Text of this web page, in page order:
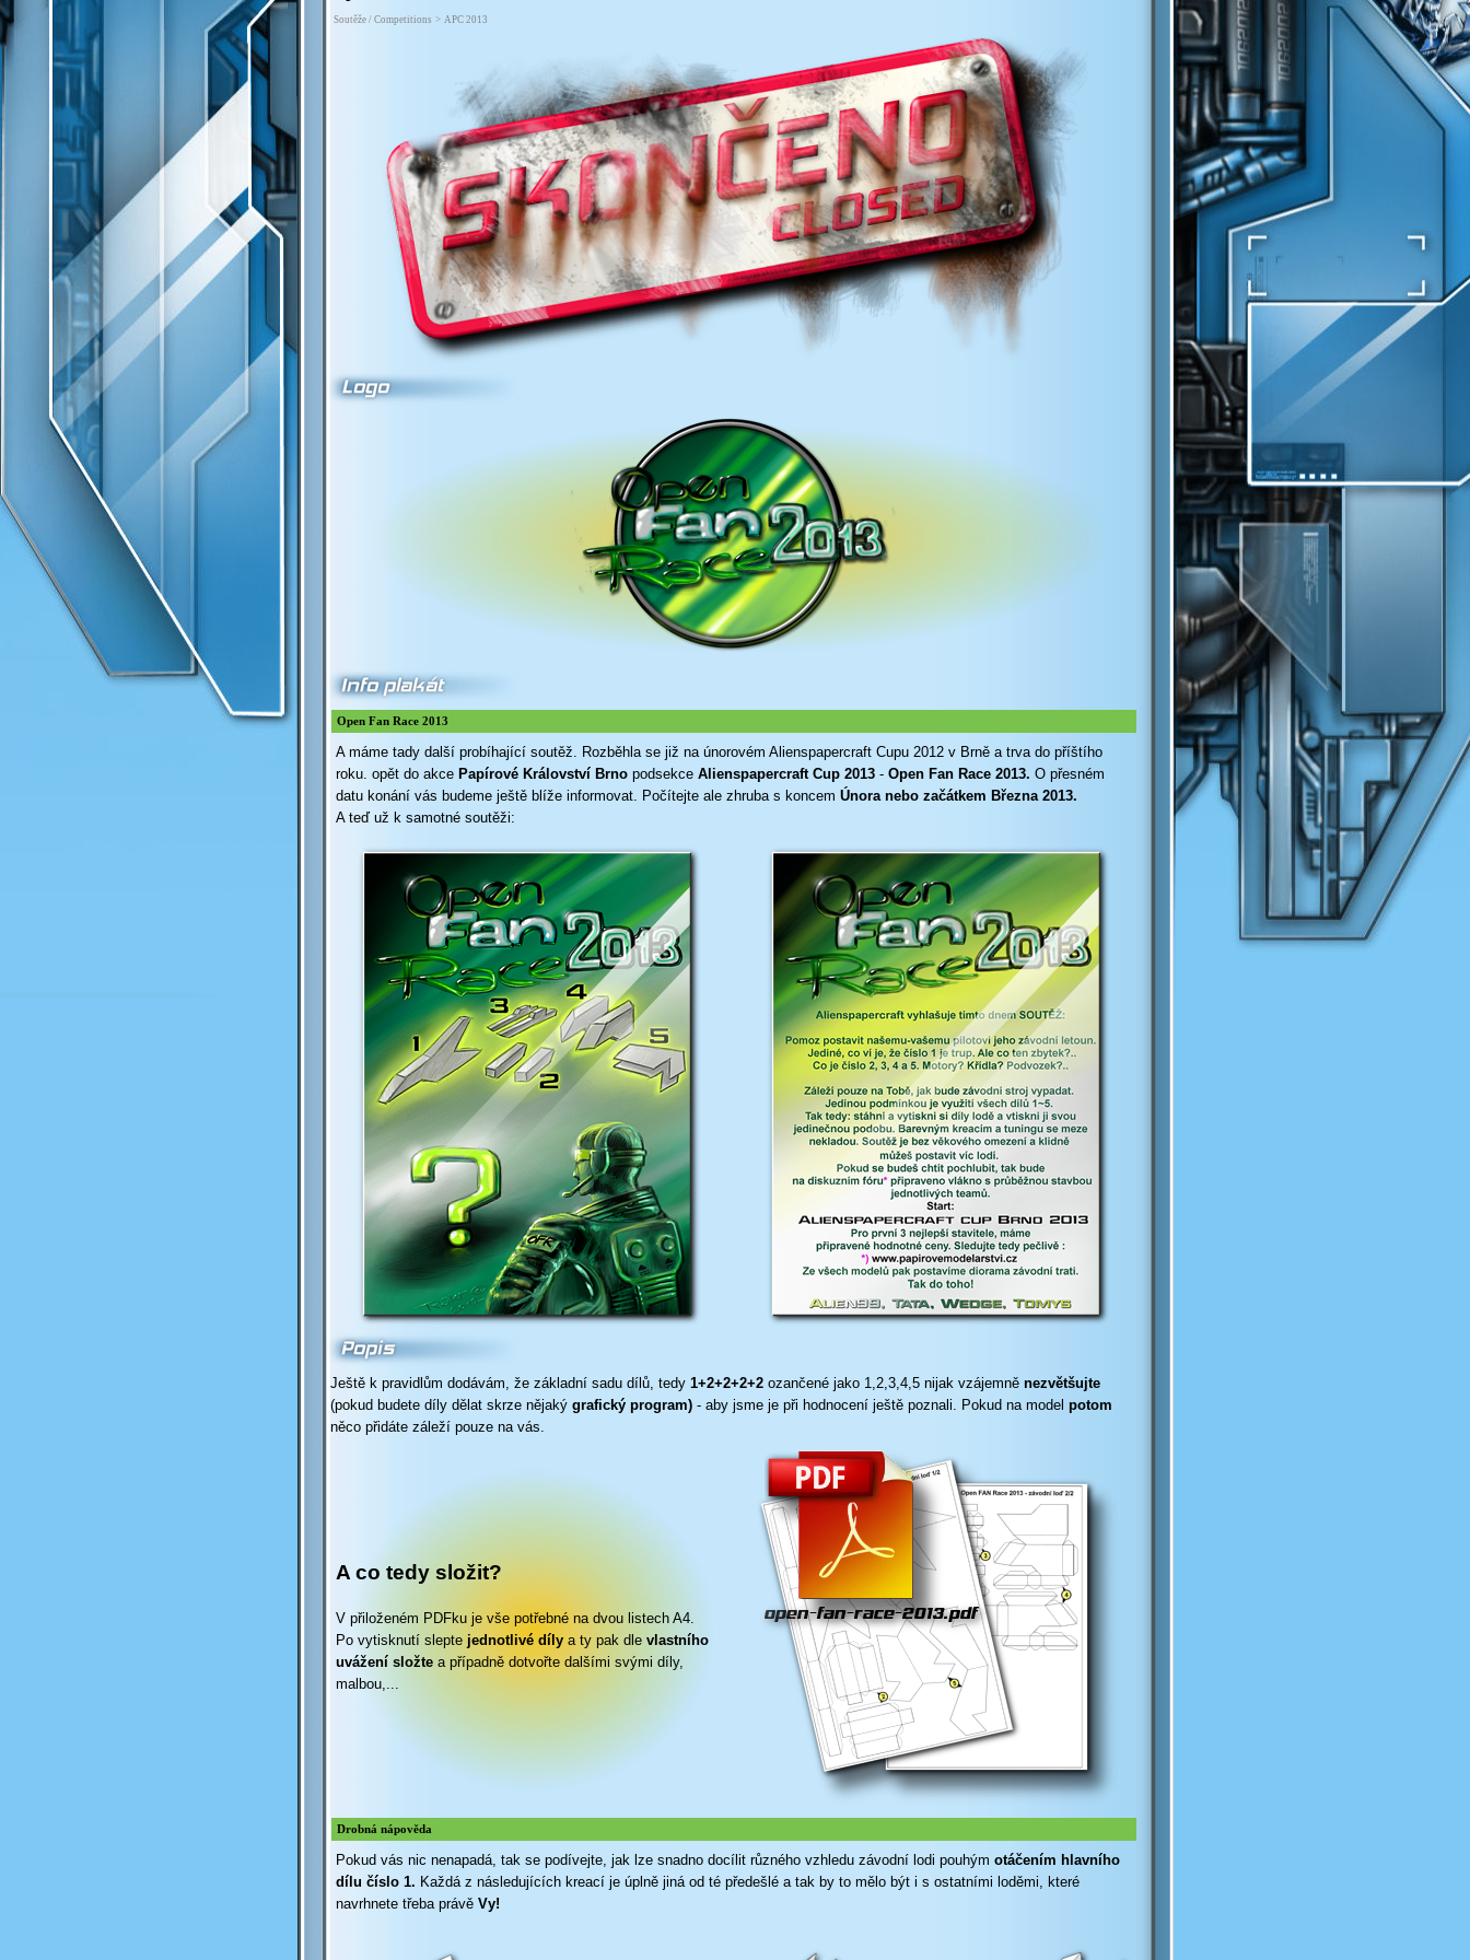
Soutěže / Competitions > APC 2013
Open Fan Race 2013
A máme tady další probíhající soutěž. Rozběhla se již na únorovém Alienspapercraft Cupu 2012 v Brně a trva do příštího
roku. opět do akce Papírové Království Brno podsekce Alienspapercraft Cup 2013- Open Fan Race 2013. O přesném
datu konání vás budeme ještě blíže informovat. Počítejte ale zhruba s koncem Února nebo začátkem Března 2013.
A teď už k samotné soutěži:
Ještě k pravidlům dodávám, že základní sadu dílů, tedy 1+2+2+2+2ozančené jako 1,2,3,4,5 nijak vzájemně nezvětšujte
(pokud budete díly dělat skrze nějaký grafický program)-aby jsme je při hodnocení ještě poznali. Pokud na model potom
něco přidáte záleží pouze na vás.
A co tedy složit?
V přiloženém PDFku je vše potřebné na dvou listech A4.
Po vytisknutí sleptejednotlivé dílya ty pak dle vlastního
uvážení složtea případně dotvořte dalšími svými díly,
malbou,...
Drobná nápověda
Pokud vás nic nenapadá, tak se podívejte, jak lze snadno docílit různého vzhledu závodní lodi pouhým otáčením hlavního
dílu číslo 1. Každá z následujících kreací je úplně jiná od té předešlé a tak by to mělo být i s ostatními loděmi, které
navrhnete třeba právě Vy!